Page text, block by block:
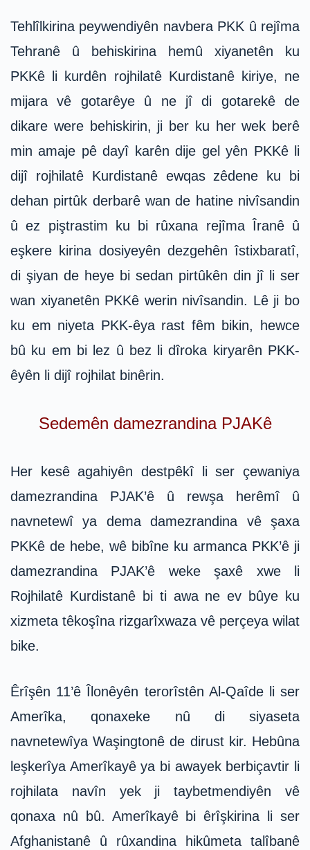
Tehlîlkirina peywendiyên navbera PKK û rejîma
Tehranê û behiskirina hemû xiyanetên ku
PKKê li kurdên rojhilatê Kurdistanê kiriye, ne
mijara vê gotarêye û ne jî di gotarekê de
dikare were behiskirin, ji ber ku her wek berê
min amaje pê dayî karên dije gel yên PKKê li
dijî rojhilatê Kurdistanê ewqas zêdene ku bi
dehan pirtûk derbarê wan de hatine nivîsandin
û ez piştrastim ku bi rûxana rejîma Îranê û
eşkere kirina dosiyeyên dezgehên îstixbaratî,
di şiyan de heye bi sedan pirtûkên din jî li ser
wan xiyanetên PKKê werin nivîsandin. Lê ji bo
ku em niyeta PKK-êya rast fêm bikin, hewce
bû ku em bi lez û bez li dîroka kiryarên PKK-
êyên li dijî rojhilat binêrin.
Sedemên damezrandina PJAKê
Her kesê agahiyên destpêkî li ser çewaniya
damezrandina PJAK’ê û rewşa herêmî û
navnetewî ya dema damezrandina vê şaxa
PKKê de hebe, wê bibîne ku armanca PKK’ê ji
damezrandina PJAK’ê weke şaxê xwe li
Rojhilatê Kurdistanê bi ti awa ne ev bûye ku
xizmeta têkoşîna rizgarîxwaza vê perçeya wilat
bike.
Êrîşên 11’ê Îlonêyên terorîstên Al-Qaîde li ser
Amerîka, qonaxeke nû di siyaseta
navnetewîya Waşingtonê de dirust kir. Hebûna
leşkerîya Amerîkayê ya bi awayek berbiçavtir li
rojhilata navîn yek ji taybetmendiyên vê
qonaxa nû bû. Amerîkayê bi êrîşkirina li ser
Afghanistanê û rûxandina hikûmeta talîbanê